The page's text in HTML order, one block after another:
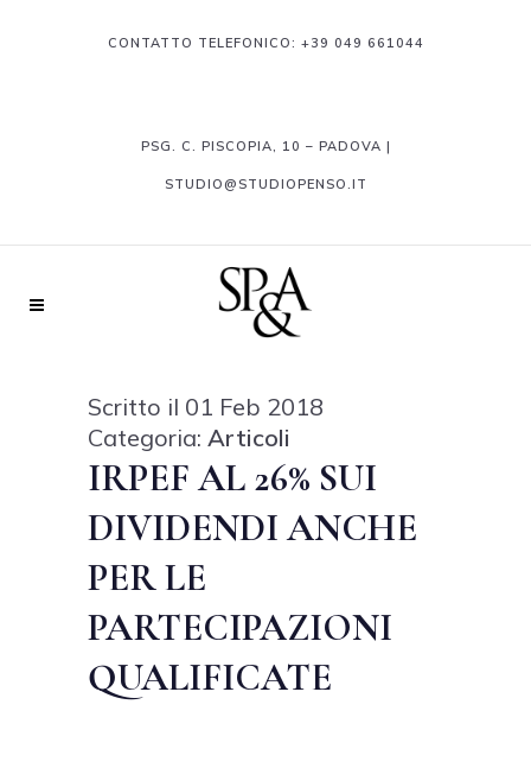
CONTATTO TELEFONICO: +39 049 661044
PSG. C. PISCOPIA, 10 – PADOVA |
STUDIO@STUDIOPENSO.IT
Scritto il 01 Feb 2018
Categoria: Articoli
IRPEF AL 26% SUI
DIVIDENDI ANCHE
PER LE
PARTECIPAZIONI
QUALIFICATE